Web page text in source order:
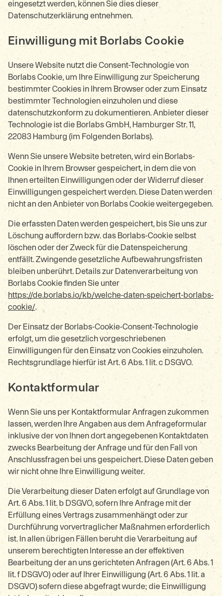
eingesetzt werden, können Sie dies dieser
Datenschutzerklärung entnehmen.
Einwilligung mit Borlabs Cookie
Unsere Website nutzt die Consent-Technologie von
Borlabs Cookie, um Ihre Einwilligung zur Speicherung
bestimmter Cookies in Ihrem Browser oder zum Einsatz
bestimmter Technologien einzuholen und diese
datenschutzkonform zu dokumentieren. Anbieter dieser
Technologie ist die Borlabs GmbH, Hamburger Str. 11,
22083 Hamburg (im Folgenden Borlabs).
Wenn Sie unsere Website betreten, wird ein Borlabs-
Cookie in Ihrem Browser gespeichert, in dem die von
Ihnen erteilten Einwilligungen oder der Widerruf dieser
Einwilligungen gespeichert werden. Diese Daten werden
nicht an den Anbieter von Borlabs Cookie weitergegeben.
Die erfassten Daten werden gespeichert, bis Sie uns zur
Löschung auffordern bzw. das Borlabs-Cookie selbst
löschen oder der Zweck für die Datenspeicherung
entfällt. Zwingende gesetzliche Aufbewahrungsfristen
bleiben unberührt. Details zur Datenverarbeitung von
Borlabs Cookie finden Sie unter
https://de.borlabs.io/kb/welche-daten-speichert-borlabs-
cookie/
Der Einsatz der Borlabs-Cookie-Consent-Technologie
erfolgt, um die gesetzlich vorgeschriebenen
Einwilligungen für den Einsatz von Cookies einzuholen.
Rechtsgrundlage hierfür ist Art. 6 Abs. 1 lit. c DSGVO.
Kontaktformular
Wenn Sie uns per Kontaktformular Anfragen zukommen
lassen, werden Ihre Angaben aus dem Anfrageformular
inklusive der von Ihnen dort angegebenen Kontaktdaten
zwecks Bearbeitung der Anfrage und für den Fall von
Anschlussfragen bei uns gespeichert. Diese Daten geben
wir nicht ohne Ihre Einwilligung weiter.
Die Verarbeitung dieser Daten erfolgt auf Grundlage von
Art. 6 Abs. 1 lit. b DSGVO, sofern Ihre Anfrage mit der
Erfüllung eines Vertrags zusammenhängt oder zur
Durchführung vorvertraglicher Maßnahmen erforderlich
ist. In allen übrigen Fällen beruht die Verarbeitung auf
unserem berechtigten Interesse an der effektiven
Bearbeitung der an uns gerichteten Anfragen (Art. 6 Abs. 1
lit. f DSGVO) oder auf Ihrer Einwilligung (Art. 6 Abs. 1 lit. a
DSGVO) sofern diese abgefragt wurde; die Einwilligung